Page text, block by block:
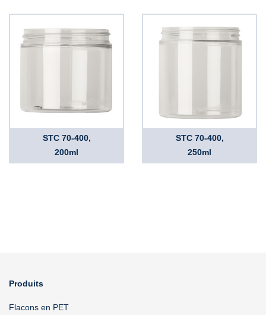
STC 70-400,
200ml
STC 70-400,
250ml
Produits
Flacons en PET